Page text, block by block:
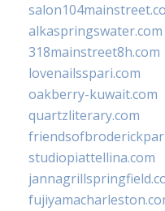
alkaspringswater.com
318mainstreet8h.com
lovenailsspari.com
oakberry-kuwait.com
quartzliterary.com
studiopiattellina.com